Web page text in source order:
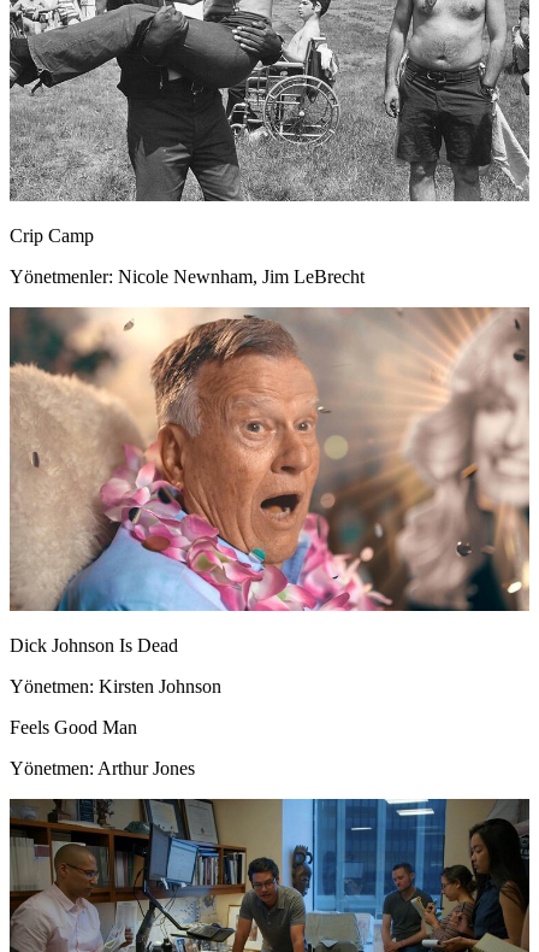
Crip Camp
Yönetmenler: Nicole Newnham, Jim LeBrecht
Dick Johnson Is Dead
Yönetmen: Kirsten Johnson
Feels Good Man
Yönetmen: Arthur Jones